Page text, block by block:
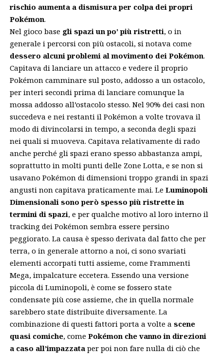
rischio aumenta a dismisura per colpa dei propri
Pokémon.
Nel gioco base gli spazi un po’ più ristretti, o in
generale i percorsi con più ostacoli, si notava come
dessero alcuni problemi al movimento dei Pokémon.
Capitava di lanciare un attacco e vedere il proprio
Pokémon camminare sul posto, addosso a un ostacolo,
per interi secondi prima di lanciare comunque la
mossa addosso all’ostacolo stesso. Nel 90% dei casi non
succedeva e nei restanti il Pokémon a volte trovava il
modo di divincolarsi in tempo, a seconda degli spazi
nei quali si muoveva. Capitava relativamente di rado
anche perché gli spazi erano spesso abbastanza ampi,
soprattutto in molti punti delle Zone Lotta, e se non si
usavano Pokémon di dimensioni troppo grandi in spazi
angusti non capitava praticamente mai. Le Luminopoli
Dimensionali sono però spesso più ristrette in
termini di spazi, e per qualche motivo al loro interno il
tracking dei Pokémon sembra essere persino
peggiorato. La causa è spesso derivata dal fatto che per
terra, o in generale attorno a noi, ci sono svariati
elementi accorpati tutti assieme, come Frammenti
Mega, impalcature eccetera. Essendo una versione
piccola di Luminopoli, è come se fossero state
condensate più cose assieme, che in quella normale
sarebbero state distribuite diversamente. La
combinazione di questi fattori porta a volte a scene
quasi comiche, come Pokémon che vanno in direzioni
a caso all’impazzata per poi non fare nulla di ciò che